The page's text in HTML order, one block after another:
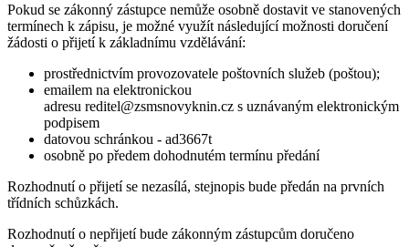
Pokud se zákonný zástupce nemůže osobně dostavit ve stanovených
termínech k zápisu, je možné využít následující možnosti doručení
žádosti o přijetí k základnímu vzdělávání:
prostřednictvím provozovatele poštovních služeb (poštou);
emailem na elektronickou
adresu reditel@zsmsnovyknin.cz s uznávaným elektronickým
podpisem
datovou schránkou - ad3667t
osobně po předem dohodnutém termínu předání
Rozhodnutí o přijetí se nezasílá, stejnopis bude předán na prvních
třídních schůzkách.
Rozhodnutí o nepřijetí bude zákonným zástupcům doručeno